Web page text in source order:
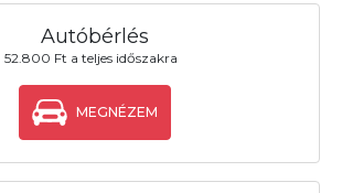
Autóbérlés
52.800 Ft a teljes időszakra
MEGNÉZEM